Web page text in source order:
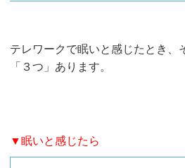
テレワークで眠いと感じたとき、
「３つ」あります。
▼眠いと感じたら